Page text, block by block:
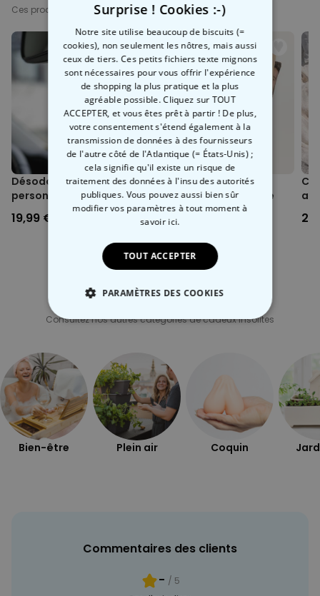
Ces produits pourraient aussi vous intéresser
Désodorisant voiture
personnalisé avec visage
- Lot de 2
19,99 €
Chaussettes
personnalisées visage
19,99 €
Consultez nos autres catégories de cadeux insolites
Bien-être Plein air Coquin
Commentaires des clients
- / 5
Surprise ! Cookies :-)
Notre site utilise beaucoup de biscuits (=
cookies), non seulement les nôtres, mais aussi
ceux de tiers. Ces petits fichiers texte mignons
sont nécessaires pour vous offrir l'expérience
de shopping la plus pratique et la plus
agréable possible. Cliquez sur TOUT
ACCEPTER, et vous êtes prêt à partir ! De plus,
votre consentement s'étend également à la
transmission de données à des fournisseurs
de l'autre côté de l'Atlantique (= États-Unis) ;
cela signifie qu'il existe un risque de
traitement des données à l'insu des autorités
publiques. Vous pouvez aussi bien sûr
modifier vos paramètres à tout momentà
savoir ici.
TOUT ACCEPTER
PARAMÈTRES DES COOKIES
STRICTEMENT NÉCESSAIRE
PERFORMANCE
COMMERCIALISATION
NON CLASSÉ